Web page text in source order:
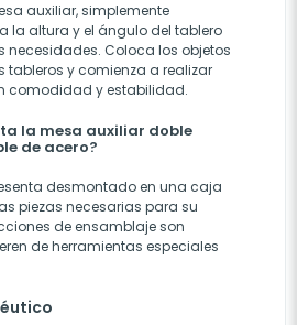
auxiliar, simplemente
la altura y el ángulo del tablero
necesidades. Coloca los objetos
tableros y comienza a realizar
comodidad y estabilidad.
la mesa auxiliar doble
de acero?
desmontado en una caja
piezas necesarias para su
de ensamblaje son
de herramientas especiales